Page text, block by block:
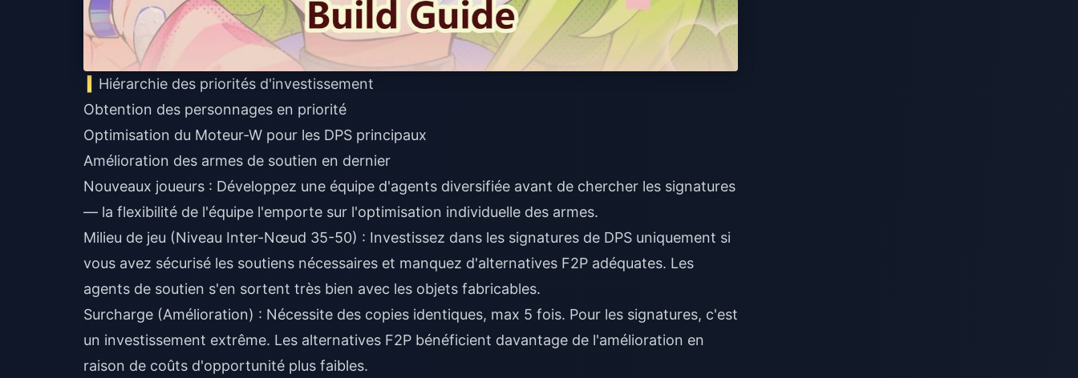
Hiérarchie des priorités d'investissement
Obtention des personnages en priorité
Optimisation du Moteur-W pour les DPS principaux
Amélioration des armes de soutien en dernier
Nouveaux joueurs : Développez une équipe d'agents diversifiée avant de chercher les signatures
— la flexibilité de l'équipe l'emporte sur l'optimisation individuelle des armes.
Milieu de jeu (Niveau Inter-Nœud 35-50) : Investissez dans les signatures de DPS uniquement si
vous avez sécurisé les soutiens nécessaires et manquez d'alternatives F2P adéquates. Les
agents de soutien s'en sortent très bien avec les objets fabricables.
Surcharge (Amélioration) : Nécessite des copies identiques, max 5 fois. Pour les signatures, c'est
un investissement extrême. Les alternatives F2P bénéficient davantage de l'amélioration en
raison de coûts d'opportunité plus faibles.